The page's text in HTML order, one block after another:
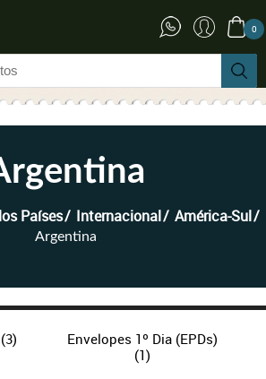
0
Países Internacional América-Sul
Argentina
(3)
Envelopes 1º Dia (EPDs)
(1)